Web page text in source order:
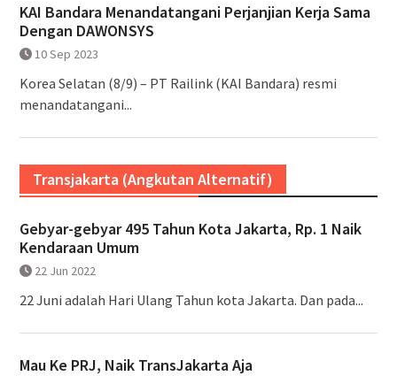
KAI Bandara Menandatangani Perjanjian Kerja Sama
Dengan DAWONSYS
10 Sep 2023
Korea Selatan (8/9) – PT Railink (KAI Bandara) resmi
menandatangani...
Transjakarta (Angkutan Alternatif)
Gebyar-gebyar 495 Tahun Kota Jakarta, Rp. 1 Naik
Kendaraan Umum
22 Jun 2022
22 Juni adalah Hari Ulang Tahun kota Jakarta. Dan pada...
Mau Ke PRJ, Naik TransJakarta Aja